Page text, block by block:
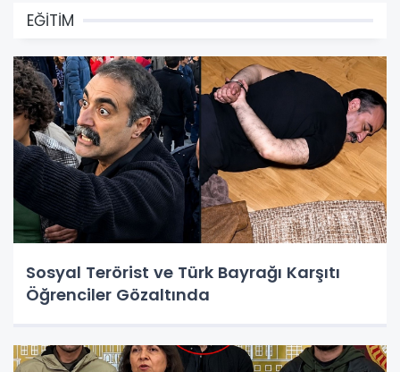
EĞİTİM
Sosyal Terörist ve Türk Bayrağı Karşıtı
Öğrenciler Gözaltında